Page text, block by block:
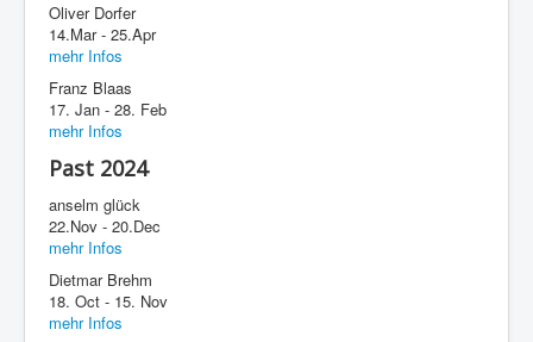
Oliver Dorfer
14.Mar - 25.Apr
mehr Infos
Franz Blaas
17. Jan - 28. Feb
mehr Infos
Past 2024
anselm glück
22.Nov - 20.Dec
mehr Infos
Dietmar Brehm
18. Oct - 15. Nov
mehr Infos